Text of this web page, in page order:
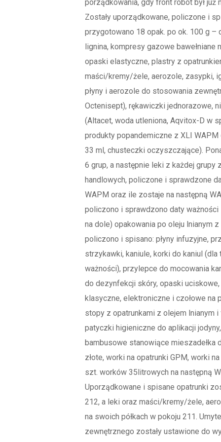
porządkowania, gdy front robót był już
Zostały uporządkowane, policzone i
przygotowano 18 opak. po ok. 100 g
lignina, kompresy gazowe bawełniane
opaski elastyczne, plastry z
maści/kremy/żele, aerozole, zasypki,
płyny i aerozole do stosowania
Octenisept), rękawiczki jednorazowe,
(Altacet, woda utleniona, Aqvitox-D w
produkty popandemiczne z XLI
33 ml, chusteczki oczyszczające).
6 grup, a następnie leki z każdej grupy
handlowych, policzone i sprawdzone
WAPM oraz ile zostaje na następną
policzono i sprawdzono daty ważności
na dole) opakowania po oleju lnianym
policzono i spisano: płyny infuzyjne,
strzykawki, kaniule, korki do kaniul
ważności), przylepce do mocowania
do dezynfekcji skóry, opaski
klasyczne, elektroniczne i czołowe
stopy z opatrunkami z olejem lnianym
patyczki higieniczne do aplikacji
bambusowe stanowiące mieszadełka
złote, worki na opatrunki GPM, worki
szt. worków 35litrowych na następną
Uporządkowane i spisane opatrunki
212, a leki oraz maści/kremy/żele,
na swoich półkach w pokoju 211.
zewnętrznego zostały ustawione do